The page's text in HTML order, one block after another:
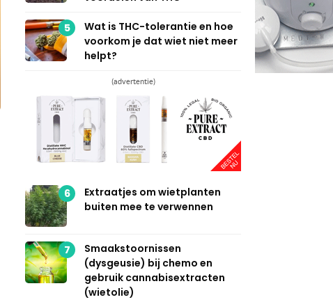
5
Wat is THC-tolerantie en hoe
voorkom je dat wiet niet meer
helpt?
(advertentie)
6
Extraatjes om wietplanten
buiten mee te verwennen
7
Smaakstoornissen
(dysgeusie) bij chemo en
gebruik cannabisextracten
(wietolie)